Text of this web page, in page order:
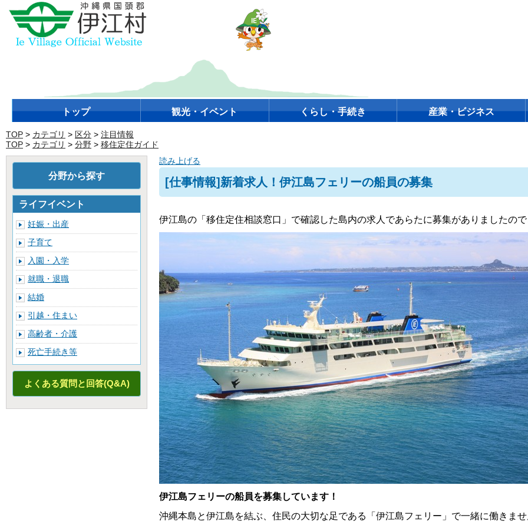
トップ 観光・イベント くらし・手続き 産業・ビジネス
TOP > カテゴリ > 区分 > 注目情報
TOP > カテゴリ > 分野 > 移住定住ガイド
読み上げる
[仕事情報]新着求人！伊江島フェリーの船員の募集
伊江島の「移住定住相談窓口」で確認した島内の求人であらたに募集がありましたの
伊江島フェリーの船員を募集しています！
沖縄本島と伊江島を結ぶ、住民の大切な足である「伊江島フェリー」で一緒に働きま
分野から探す
ライフイベント
妊娠・出産
子育て
入園・入学
就職・退職
結婚
引越・住まい
高齢者・介護
死亡手続き等
よくある質問と回答(Q&A)